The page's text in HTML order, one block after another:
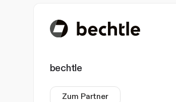
bechtle
Zum Partner